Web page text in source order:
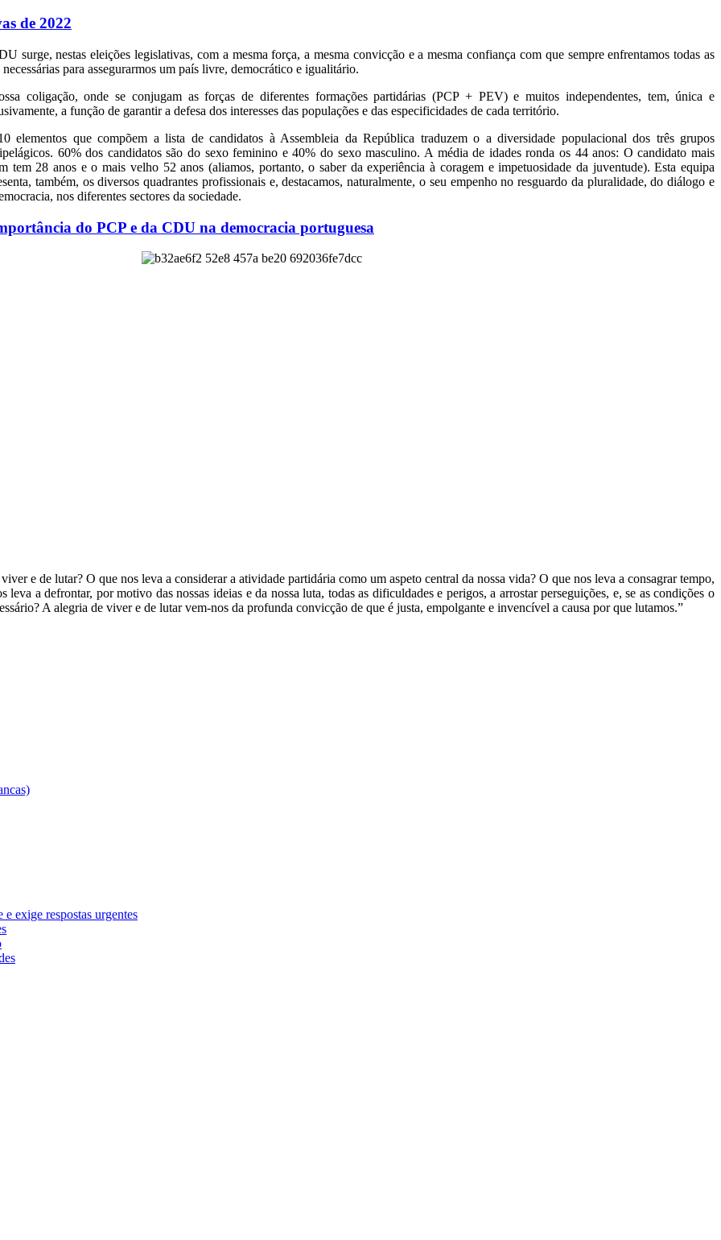
de 2022
surge, nestas eleições legislativas, com a mesma força, a mesma convicção e a mesma confiança com que sempre enfrentamos todas as
necessárias para assegurarmos um país livre, democrático e igualitário.
coligação, onde se conjugam as forças de diferentes formações partidárias (PCP + PEV) e muitos independentes, tem, única e
a função de garantir a defesa dos interesses das populações e das especificidades de cada território.
elementos que compõem a lista de candidatos à Assembleia da República traduzem o a diversidade populacional dos três grupos
60% dos candidatos são do sexo feminino e 40% do sexo masculino. A média de idades ronda os 44 anos: O candidato mais
tem 28 anos e o mais velho 52 anos (aliamos, portanto, o saber da experiência à coragem e impetuosidade da juventude). Esta equipa
também, os diversos quadrantes profissionais e, destacamos, naturalmente, o seu empenho no resguardo da pluralidade, do diálogo e
nos diferentes sectores da sociedade.
do PCP e da CDU na democracia portuguesa
e de lutar? O que nos leva a considerar a atividade partidária como um aspeto central da nossa vida? O que nos leva a consagrar tempo,
a defrontar, por motivo das nossas ideias e da nossa luta, todas as dificuldades e perigos, a arrostar perseguições, e, se as condições o
A alegria de viver e de lutar vem-nos da profunda convicção de que é justa, empolgante e invencível a causa por que lutamos.”
exige respostas urgentes